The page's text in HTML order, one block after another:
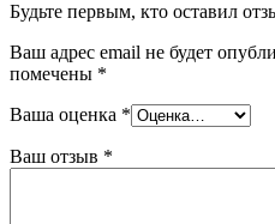
Будьте первым, кто оставил
Ваш адрес email не будет
помечены *
Ваша оценка *
Ваш отзыв *